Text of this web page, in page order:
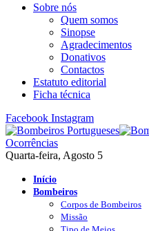
Sobre nós
Quem somos
Sinopse
Agradecimentos
Donativos
Contactos
Estatuto editorial
Ficha técnica
Facebook Instagram
Ocorrências
Quarta-feira, Agosto 5
Início
Bombeiros
Corpos de Bombeiros
Missão